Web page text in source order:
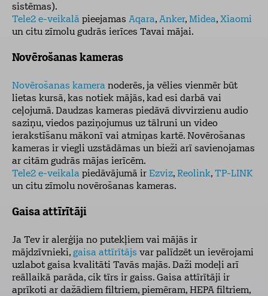
sistēmas).
Tele2 e-veikalā pieejamas Aqara, Anker, Midea, Xiaomi
un citu zīmolu gudrās ierīces Tavai mājai.
Novērošanas kameras
Novērošanas kamera noderēs, ja vēlies vienmēr būt
lietas kursā, kas notiek mājās, kad esi darbā vai
ceļojumā. Daudzas kameras piedāvā divvirzienu audio
saziņu, viedos paziņojumus uz tālruni un video
ierakstīšanu mākonī vai atmiņas kartē. Novērošanas
kameras ir viegli uzstādāmas un bieži arī savienojamas
ar citām gudrās mājas ierīcēm.
Tele2 e-veikala piedāvājumā ir Ezviz, Reolink, TP-LINK
un citu zīmolu novērošanas kameras.
Gaisa attīrītāji
Ja Tev ir alerģija no putekļiem vai mājās ir
mājdzīvnieki, gaisa attīrītājs var palīdzēt un ievērojami
uzlabot gaisa kvalitāti Tavās majās. Daži modeļi arī
reāllaikā parāda, cik tīrs ir gaiss. Gaisa attīrītāji ir
aprīkoti ar dažādiem filtriem, piemēram, HEPA filtriem,